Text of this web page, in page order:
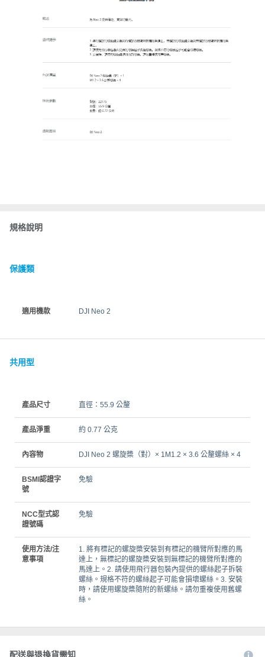
規格說明
保護類
適用機款 DJI Neo 2
共用型
產品尺寸 直徑：55.9 公釐
產品淨重 約 0.77 公克
內容物 DJI Neo 2 螺旋槳（對）× 1M1.2 × 3.6 公釐螺絲 × 4
BSMI認證字
號
免驗
NCC型式認
證號碼
免驗
使用方法/注
意事項
1. 將有標記的螺旋槳安裝到有標記的機臂所對應的馬
達上，無標記的螺旋槳安裝到無標記的機臂所對應的
馬達上。2. 請使用飛行器包裝內提供的螺絲起子拆裝
螺絲。規格不符的螺絲起子可能會損壞螺絲。3. 安裝
時，請使用螺旋槳隨附的新螺絲。請勿重複使用舊螺
絲。
配送與退換貨需知